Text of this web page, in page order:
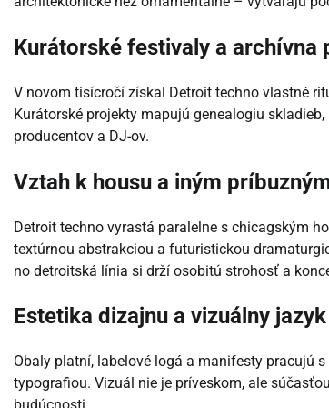
Kurátorské festivaly a archívna
V novom tisícročí získal Detroit techno vlastné
Kurátorské projekty mapujú genealogiu
producentov a DJ-ov.
Vztah k housu a iným
Detroit techno vyrastá paralelne s chicagským
textúrnou abstrakciou a futuristickou
no detroitská línia si drží osobitú strohosť a
Estetika dizajnu a vizuálny jazyk
Obaly platní, labelové logá a manifesty pracujú
typografiou. Vizuál nie je príveskom, ale